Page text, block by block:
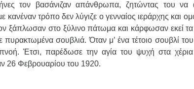
τον βασάνιζαν απάνθρωπα, ζητώντας του να
κανέναν τρόπο δεν λύγιζε ο γενναίος ιεράρχης και
ξάπλωσαν στο ξύλινο πάτωμα και κάρφωσαν εκεί
σουβλιά. Όταν μ’ ένα τέτοιο σουβλί
πνοή. Έτσι, παρέδωσε την αγία του ψυχή στα
26 Φεβρουαρίου του 1920.